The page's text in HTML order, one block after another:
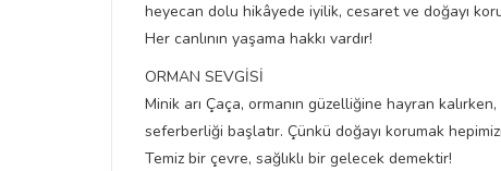
heyecan dolu hikâyede iyilik, cesaret ve doğayı
Her canlının yaşama hakkı vardır!
ORMAN SEVGİSİ
Minik arı Çaça, ormanın güzelliğine hayran
seferberliği başlatır. Çünkü doğayı korumak
Temiz bir çevre, sağlıklı bir gelecek demektir!